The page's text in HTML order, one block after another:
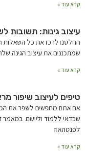
קרא עוד »
עיצוב גינות: תשובות
החלטנו לרכז את כל השאלות
שמתכננים את עיצוב הגינה
קרא עוד »
טיפים לעיצוב שיפור
אם אתם מחפשים לשפר את
שכדאי ללמוד וליישם. במאמר
לפנטהאוז
קרא עוד »